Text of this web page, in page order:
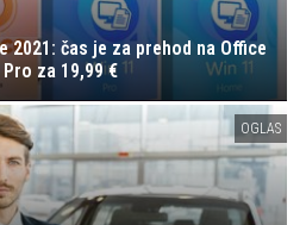
2021: čas je za prehod na Office
Pro za 19,99 €
OGLAS